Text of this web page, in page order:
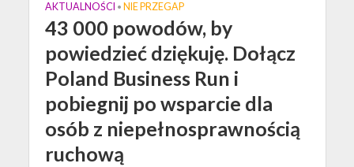
AKTUALNOŚCI • NIE PRZEGAP
43 000 powodów, by
powiedzieć dziękuję. Dołącz
Poland Business Run i
pobiegnij po wsparcie dla
osób z niepełnosprawnością
ruchową